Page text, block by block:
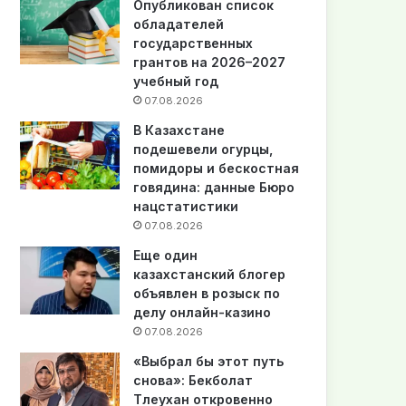
Опубликован список
обладателей
государственных
грантов на 2026–2027
учебный год
07.08.2026
В Казахстане
подешевели огурцы,
помидоры и бескостная
говядина: данные Бюро
нацстатистики
07.08.2026
Еще один
казахстанский блогер
объявлен в розыск по
делу онлайн-казино
07.08.2026
«Выбрал бы этот путь
снова»: Бекболат
Тлеухан откровенно